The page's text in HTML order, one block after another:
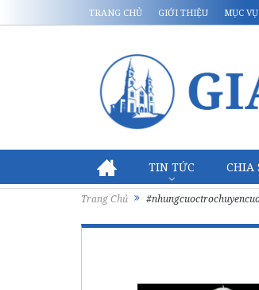
TRANG CHỦ GIỚI THIỆU MỤC VỤ
TIN TỨC CHIA
Trang Chủ